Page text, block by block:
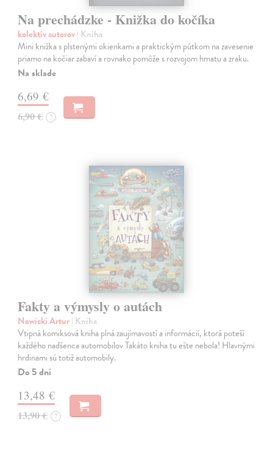
Na prechádzke - Knižka do kočíka
kolektív autorov| Kniha
Mini knižka s plstenými okienkami a praktickým pútkom na zavesenie
priamo na kočiar zabaví a rovnako pomôže s rozvojom hmatu a zraku.
Na sklade
6,69 €
6,90 € ?
Fakty a výmysly o autách
Nowicki Artur| Kniha
Vtipná komiksová kniha plná zaujímavostí a informácií, ktorá poteší
každého nadšenca automobilov Takáto kniha tu ešte nebola! Hlavnými
hrdinami sú totiž automobily.
Do 5 dní
13,48 €
13,90 € ?